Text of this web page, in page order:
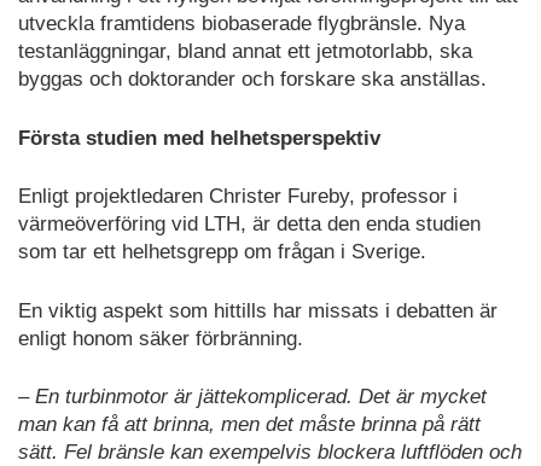
utveckla framtidens biobaserade flygbränsle. Nya
testanläggningar, bland annat ett jetmotorlabb, ska
byggas och doktorander och forskare ska anställas.
Första studien med helhetsperspektiv
Enligt projektledaren Christer Fureby, professor i
värmeöverföring vid LTH, är detta den enda studien
som tar ett helhetsgrepp om frågan i Sverige.
En viktig aspekt som hittills har missats i debatten är
enligt honom säker förbränning.
– En turbinmotor är jättekomplicerad. Det är mycket
man kan få att brinna, men det måste brinna på rätt
sätt. Fel bränsle kan exempelvis blockera luftflöden och